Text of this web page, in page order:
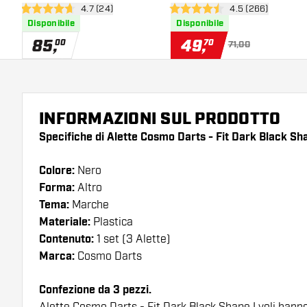
Darts
apri pannello recensioni
4.7 stelle di valutazione
4.7 (24)
Disponibile
85,00
apri pannello
4.5 stelle di valutazione
4.5 (266)
Disponibile
49,70 71,00
INFORMAZIONI SUL PRODOTTO
Specifiche di Alette Cosmo Darts - Fit Dark Black
Colore: Nero
Forma: Altro
Tema: Marche
Materiale: Plastica
Contenuto: 1 set (3 Alette)
Marca: Cosmo Darts
Confezione da 3 pezzi.